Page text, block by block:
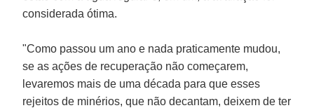
considerada ótima.
"Como passou um ano e nada praticamente mudou,
se as ações de recuperação não começarem,
levaremos mais de uma década para que esses
rejeitos de minérios, que não decantam, deixem de ter